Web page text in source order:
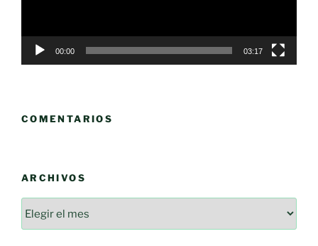
00:00 03:17
COMENTARIOS
ARCHIVOS